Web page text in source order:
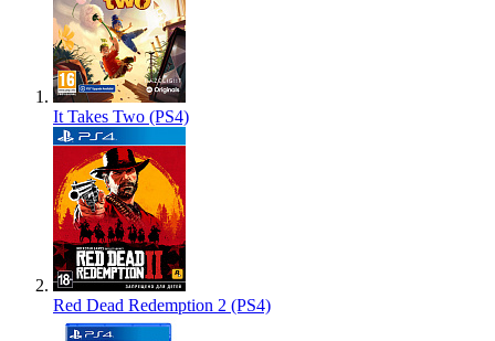
It Takes Two (PS4)
Red Dead Redemption 2 (PS4)